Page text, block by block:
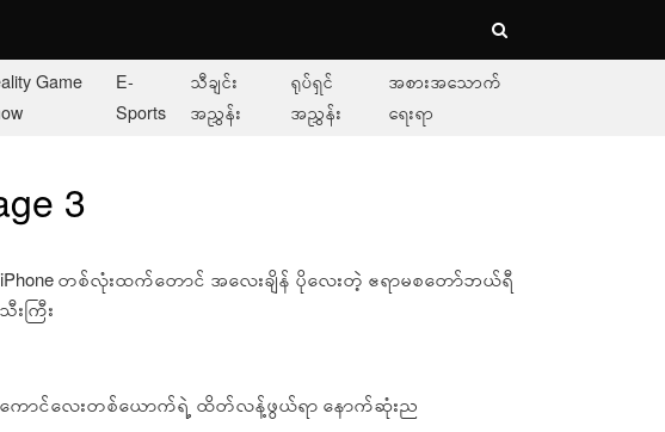
Game
E-
Sports
သီချင်း
အညွှန်း
ရုပ်ရှင်
အညွှန်း
အစားအသောက်
ရေးရာ
3
iPhone တစ်လုံးထက်တောင် အလေးချိန် ပိုလေးတဲ့ ဧရာမစတော်ဘယ်ရီ
သီးကြီး
ကောင်လေးတစ်ယောက်ရဲ့ ထိတ်လန့်ဖွယ်ရာ နောက်ဆုံးည